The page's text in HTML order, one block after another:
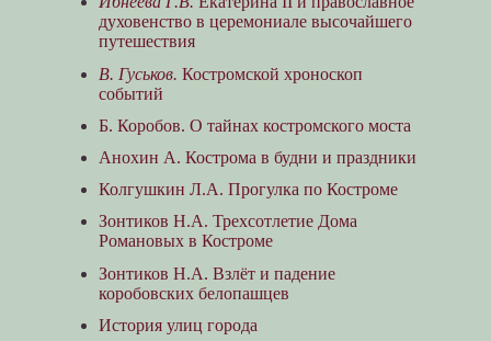
духовенство в церемониале высочайшего
путешествия
В. Гуськов. Костромской хроноскоп
событий
Б. Коробов. О тайнах костромского моста
Анохин А. Кострома в будни и праздники
Колгушкин Л.А. Прогулка по Костроме
Зонтиков Н.А. Трехсотлетие Дома
Романовых в Костроме
Зонтиков Н.А. Взлёт и падение
коробовских белопашцев
История улиц города